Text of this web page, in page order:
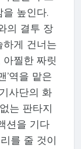
높인다.
의 결투 장
하게 건너는
찔한 짜릿
’역을 맡은
사단의 화
는 판타지
션을 기다
를 줄 것이